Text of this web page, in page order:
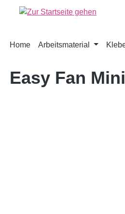
Zur Hauptnavigation
Home Arbeitsmaterial
Easy Fan